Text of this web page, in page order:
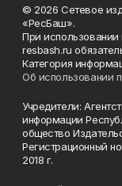
© 2026 Сетевое
«РесБаш».
При
resbash.ru
Категория
Об использовании
Учредители:
информации
общество
Регистрационный
2018 г.